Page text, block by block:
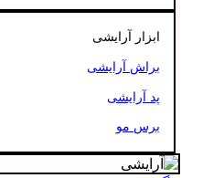
ابزار آرایشی
براش آرایشی
پد آرایشی
برس مو